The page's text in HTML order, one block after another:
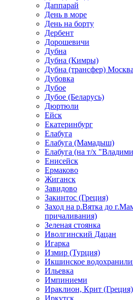
Даппарай
День в море
День на борту
Дербент
Дорошевичи
Дубна
Дубна (Кимры)
Дубна (трансфер) Москва
Дубовка
Дубое
Дубое (Беларусь)
Дюртюли
Ейск
Екатеринбург
Елабуга
Елабуга (Мамадыш)
Елабуга (на т/х
Енисейск
Ермаково
Жиганск
Завидово
Закинтос (Греция)
Заход на р.Вятка до
причаливания)
Зеленая стоянка
Иволгинский Дацан
Игарка
Измир (Турция)
Икшинское
Ильевка
Импиниеми
Ираклион, Крит (Греция)
Иркутск